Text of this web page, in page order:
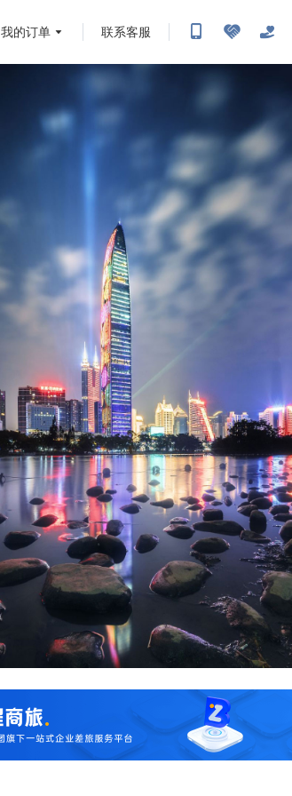
我的订单 联系客服